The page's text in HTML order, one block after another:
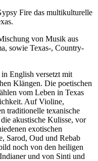
Fire das multikulturelle
von Musik aus
sowie Texas-, Country-
English versetzt mit
Klängen. Die poetischen
vom Leben in Texas
Auf Violine,
traditionelle texanische
akustische Kulisse, vor
exotischen
Sarod, Oud und Rebab
noch von den heiligen
und von Sinti und